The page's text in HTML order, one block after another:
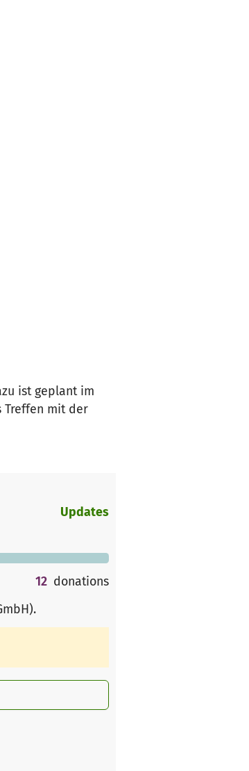
ist geplant im
Treffen mit der
Updates
12 donations
.